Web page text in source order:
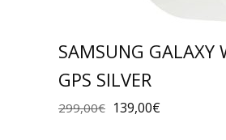
SAMSUNG
GPS SILVER
299,00€ 139,00€